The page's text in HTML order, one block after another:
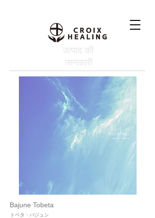
उत्पाद की
जानकारी
Bajune Tobeta
トベタ・バジュン